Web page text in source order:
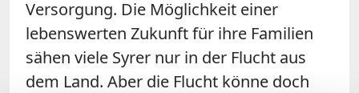
Versorgung. Die Möglichkeit einer
lebenswerten Zukunft für ihre Familien
sähen viele Syrer nur in der Flucht aus
dem Land. Aber die Flucht könne doch